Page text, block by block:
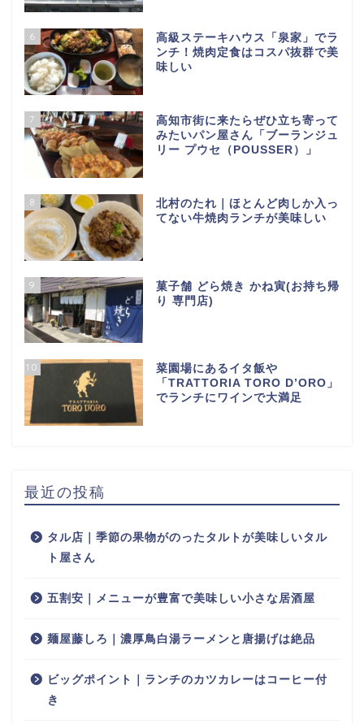
6
高級ステーキハウス「泉家」でラ
ンチ！焼肉定食はコスパ抜群で美
味しい
7
高知市街に来たらぜひ立ち寄って
みたいパン屋さん「ブーランジュ
リー プウセ（POUSSER）」
8
北村のたれ｜ほとんど肉しか入っ
てない牛焼肉ランチが美味しい
9
菓子舗 どら焼き かね寅(お持ち帰
り 専門店)
10
菜園場にあるイタ飯や
「TRATTORIA TORO D’ORO」
でランチにワインで大満足
最近の投稿
タル店｜季節の果物がのったタルトが美味しいタル
ト屋さん
五割安｜メニューが豊富で美味しい小さな居酒屋
麺屋藤しろ｜濃厚鳥白湯ラーメンと唐揚げは絶品
ビッグポイント｜ランチのカツカレーはコーヒー付
き